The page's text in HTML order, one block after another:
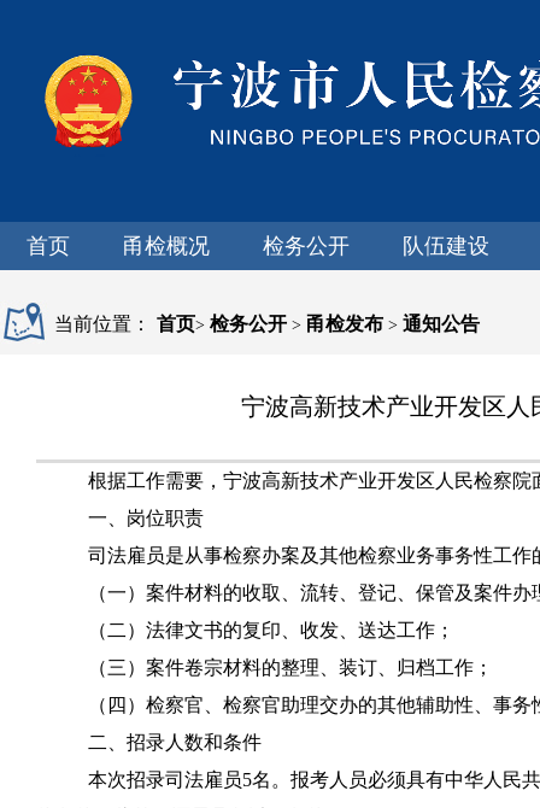
首页 甬检概况 检务公开 队伍建设
当前位置： 首页> 检务公开 > 甬检发布 > 通知公告
宁波高新技术产业开发区
根据工作需要，宁波高新技术产业开发区人民检察
一、岗位职责
司法雇员是从事检察办案及其他检察业务事务性工
（一） 案件材料的收取、流转、登记、保管及案件办
（二） 法律文书的复印、收发、送达工作；
（三） 案件卷宗材料的整理、装订、归档工作；
（四） 检察官、检察官助理交办的其他辅助性、事务
二、招录人数和条件
本次招录司法雇员5名。报考人员必须具有中华人民